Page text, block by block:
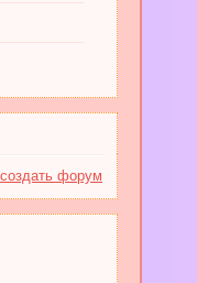
создать форум